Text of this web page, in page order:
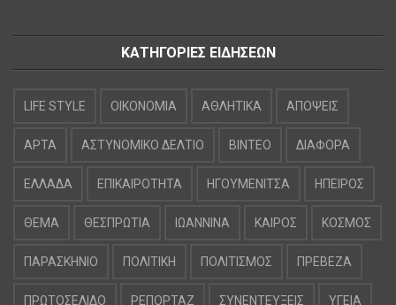
ΚΑΤΗΓΟΡΙΕΣ ΕΙΔΗΣΕΩΝ
LIFE STYLE OIKONOMIA ΑΘΛΗΤΙΚΑ ΑΠΟΨΕΙΣ
ΑΡΤΑ ΑΣΤΥΝΟΜΙΚΟ ΔΕΛΤΙΟ ΒΙΝΤΕΟ ΔΙΑΦΟΡΑ
ΕΛΛΑΔΑ ΕΠΙΚΑΙΡΟΤΗΤΑ ΗΓΟΥΜΕΝΙΤΣΑ ΗΠΕΙΡΟΣ
ΘΕΜΑ ΘΕΣΠΡΩΤΙΑ ΙΩΑΝΝΙΝΑ ΚΑΙΡΟΣ ΚΟΣΜΟΣ
ΠΑΡΑΣΚΗΝΙΟ ΠΟΛΙΤΙΚΗ ΠΟΛΙΤΙΣΜΟΣ ΠΡΕΒΕΖΑ
ΠΡΩΤΟΣΕΛΙΔΟ ΡΕΠΟΡΤΑΖ ΣΥΝΕΝΤΕΥΞΕΙΣ ΥΓΕΙΑ